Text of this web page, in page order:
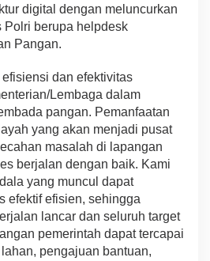
digital dengan meluncurkan
Polri berupa helpdesk
Pangan.
dan efektivitas
Lembaga dalam
pangan. Pemanfaatan
yang akan menjadi pusat
masalah di lapangan
berjalan dengan baik. Kami
yang muncul dapat
efektif efisien, sehingga
lancar dan seluruh target
pemerintah dapat tercapai
pengajuan bantuan,